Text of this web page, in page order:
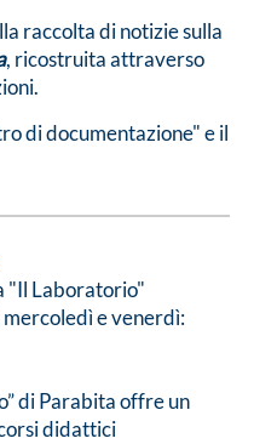
raccolta di notizie sulla
, ricostruita attraverso
di documentazione" e il
"Il Laboratorio"
e venerdì:
di Parabita offre un
didattici